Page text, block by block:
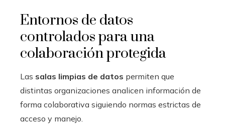
Entornos de datos
controlados para una
colaboración protegida
Las salas limpias de datos permiten que
distintas organizaciones analicen información de
forma colaborativa siguiendo normas estrictas de
acceso y manejo.